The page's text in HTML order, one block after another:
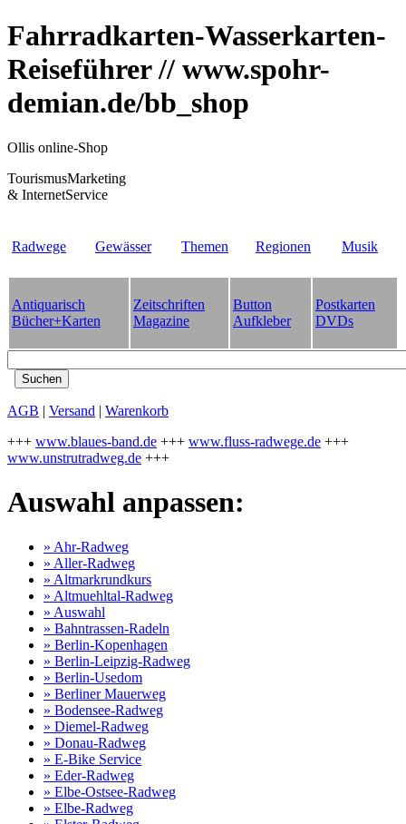
Fahrradkarten-Wasserkarten-
Reiseführer // www.spohr-
demian.de/bb_shop
Ollis online-Shop
TourismusMarketing
& InternetService
Radwege Gewässer Themen Regionen Musik
Antiquarisch
Bücher+Karten
Zeitschriften
Magazine
Button
Aufkleber
Postkarten
DVDs
AGB | Versand | Warenkorb
+++ www.blaues-band.de +++ www.fluss-radwege.de +++
www.unstrutradweg.de +++
Auswahl anpassen:
» Ahr-Radweg
» Aller-Radweg
» Altmarkrundkurs
» Altmuehltal-Radweg
» Auswahl
» Bahntrassen-Radeln
» Berlin-Kopenhagen
» Berlin-Leipzig-Radweg
» Berlin-Usedom
» Berliner Mauerweg
» Bodensee-Radweg
» Diemel-Radweg
» Donau-Radweg
» E-Bike Service
» Eder-Radweg
» Elbe-Ostsee-Radweg
» Elbe-Radweg